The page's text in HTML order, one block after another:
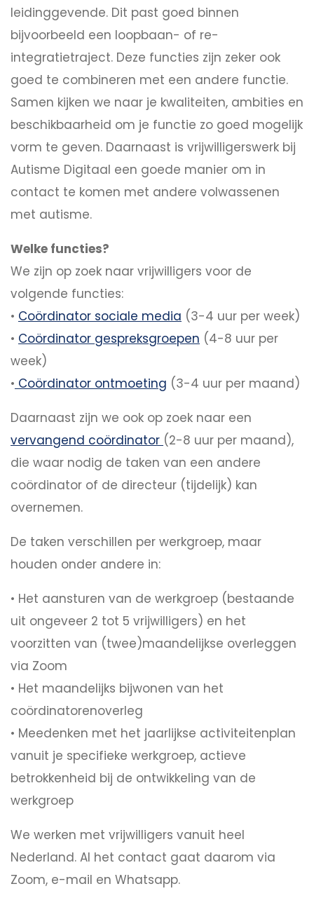
leidinggevende. Dit past goed binnen
bijvoorbeeld een loopbaan- of re-
integratietraject. Deze functies zijn zeker ook
goed te combineren met een andere functie.
Samen kijken we naar je kwaliteiten, ambities en
beschikbaarheid om je functie zo goed mogelijk
vorm te geven. Daarnaast is vrijwilligerswerk bij
Autisme Digitaal een goede manier om in
contact te komen met andere volwassenen
met autisme.
Welke functies?
We zijn op zoek naar vrijwilligers voor de
volgende functies:
• Coördinator sociale media (3-4 uur per week)
• Coördinator gespreksgroepen (4-8 uur per
week)
• Coördinator ontmoeting (3-4 uur per maand)
Daarnaast zijn we ook op zoek naar een
vervangend coördinator (2-8 uur per maand),
die waar nodig de taken van een andere
coördinator of de directeur (tijdelijk) kan
overnemen.
De taken verschillen per werkgroep, maar
houden onder andere in:
• Het aansturen van de werkgroep (bestaande
uit ongeveer 2 tot 5 vrijwilligers) en het
voorzitten van (twee)maandelijkse overleggen
via Zoom
• Het maandelijks bijwonen van het
coördinatorenoverleg
• Meedenken met het jaarlijkse activiteitenplan
vanuit je specifieke werkgroep, actieve
betrokkenheid bij de ontwikkeling van de
werkgroep
We werken met vrijwilligers vanuit heel
Nederland. Al het contact gaat daarom via
Zoom, e-mail en Whatsapp.